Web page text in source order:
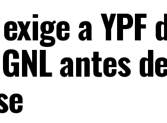
a
antes